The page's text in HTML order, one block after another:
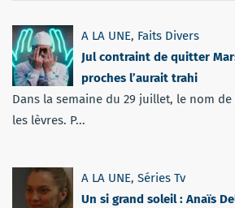
A LA UNE, Faits Divers
Jul contraint de quitter
proches l’aurait trahi
Dans la semaine du 29 juillet, le nom
les lèvres. P...
A LA UNE, Séries Tv
Un si grand soleil : Anaïs